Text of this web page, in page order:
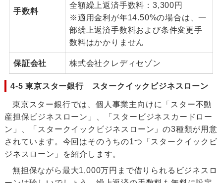
手数料
全額繰上返済手数料：3,300円
※適用金利が年14.50%の場合は、一
部繰上返済手数料および条件変更手
数料はかかりません
保証会社 株式会社クレディセゾン
4-5 東京スター銀行 スタークイックビジネスローン
東京スター銀行では、個人事業主向けに「スター不動
産担保ビジネスローン」、「スタービジネスカードロー
ン」、「スタークイックビジネスローン」の3種類が用意
されています。今回はそのうちの1つ「スタークイックビ
ジネスローン」を紹介します。
無担保ながら最大1,000万円まで借りられるビジネスロ